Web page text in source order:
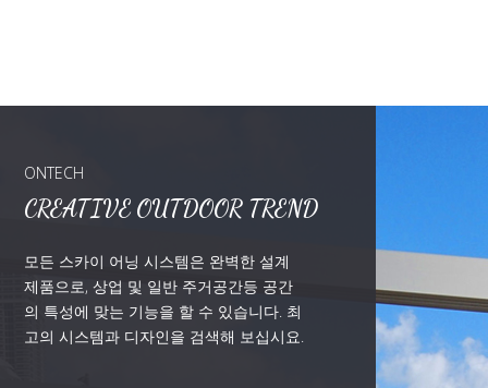
ONTECH
CREATIVE OUTDOOR TREND
모든 스카이 어닝 시스템은 완벽한 설계
제품으로, 상업 및 일반 주거공간등 공간
의 특성에 맞는 기능을 할 수 있습니다. 최
고의 시스템과 디자인을 검색해 보십시요.